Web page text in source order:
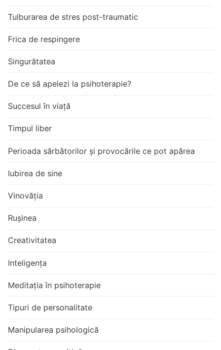
Tulburarea de stres post-traumatic
Frica de respingere
Singurătatea
De ce să apelezi la psihoterapie?
Succesul în viață
Timpul liber
Perioada sărbătorilor și provocările ce pot apărea
Iubirea de sine
Vinovăția
Rușinea
Creativitatea
Inteligența
Meditația în psihoterapie
Tipuri de personalitate
Manipularea psihologică